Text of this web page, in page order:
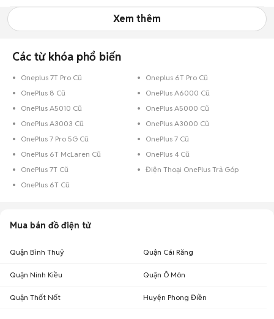
Xem thêm
Các từ khóa phổ biến
Oneplus 7T Pro Cũ
Oneplus 6T Pro Cũ
OnePlus 8 Cũ
OnePlus A6000 Cũ
OnePlus A5010 Cũ
OnePlus A5000 Cũ
OnePlus A3003 Cũ
OnePlus A3000 Cũ
OnePlus 7 Pro 5G Cũ
OnePlus 7 Cũ
OnePlus 6T McLaren Cũ
OnePlus 4 Cũ
OnePlus 7T Cũ
Điện Thoại OnePlus Trả Góp
OnePlus 6T Cũ
Mua bán đồ điện tử
Quận Bình Thuỷ Quận Cái Răng
Quận Ninh Kiều Quận Ô Môn
Quận Thốt Nốt Huyện Phong Điền